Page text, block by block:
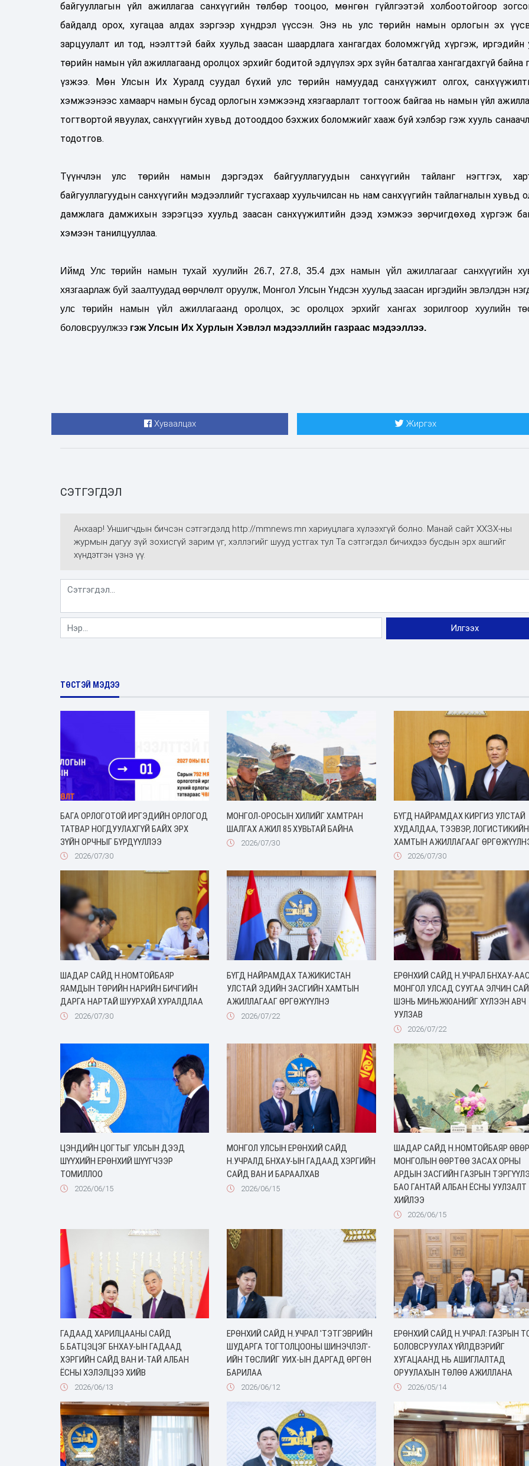
байгууллагын үйл ажиллагаа санхүүгийн төлбөр тооцоо, мөнгөн гүйлгээтэй холбоотойгоор
байдалд орох, хугацаа алдах зэргээр хүндрэл үүссэн. Энэ нь улс төрийн намын орлогын эх
зарцуулалт ил тод, нээлттэй байх хуульд заасан шаардлага хангагдах боломжгүйд хүргэж, иргэдийн
төрийн намын үйл ажиллагаанд оролцох эрхийг бодитой эдлүүлэх эрх зүйн баталгаа хангагдахгүй байна
үзжээ. Мөн Улсын Их Хуралд суудал бүхий улс төрийн намуудад санхүүжилт олгох,
хэмжээнээс хамаарч намын бусад орлогын хэмжээнд хязгаарлалт тогтоож байгаа нь намын үйл
тогтвортой явуулах, санхүүгийн хувьд дотооддоо бэхжих боломжийг хааж буй хэлбэр гэж хууль
тодотгов.
Түүнчлэн улс төрийн намын дэргэдэх байгууллагуудын санхүүгийн тайланг нэгтгэх,
байгууллагуудын санхүүгийн мэдээллийг тусгахаар хуульчилсан нь нам санхүүгийн тайлагналын хувьд
дамжлага дамжихын зэрэгцээ хуульд заасан санхүүжилтийн дээд хэмжээ зөрчигдөхөд хүргэж
хэмээн танилцууллаа.
Иймд Улс төрийн намын тухай хуулийн 26.7, 27.8, 35.4 дэх намын үйл ажиллагааг санхүүгийн
хязгаарлаж буй заалтуудад өөрчлөлт оруулж, Монгол Улсын Үндсэн хуульд заасан иргэдийн эвлэлдэн
улс төрийн намын үйл ажиллагаанд оролцох, эс оролцох эрхийг хангах зорилгоор хуулийн
боловсруулжээ гэж Улсын Их Хурлын Хэвлэл мэдээллийн газраас мэдээллээ.
Хуваалцах Жиргэх
СЭТГЭГДЭЛ
Анхаар! Уншигчдын бичсэн сэтгэгдэлд http://mmnews.mn хариуцлага хүлээхгүй болно. Манай сайт ХХЗХ-ны
журмын дагуу зүй зохисгүй зарим үг, хэллэгийг шууд устгах тул Та сэтгэгдэл бичихдээ бусдын эрх ашгийг
хүндэтгэн үзнэ үү.
ТӨСТЭЙ МЭДЭЭ
БАГА ОРЛОГОТОЙ ИРГЭДИЙН ОРЛОГОД
ТАТВАР НОГДУУЛАХГҮЙ БАЙХ ЭРХ
ЗҮЙН ОРЧНЫГ БҮРДҮҮЛЛЭЭ
2026/07/30
МОНГОЛ-ОРОСЫН ХИЛИЙГ ХАМТРАН
ШАЛГАХ АЖИЛ 85 ХУВЬТАЙ БАЙНА
2026/07/30
БҮГД НАЙРАМДАХ КИРГИЗ УЛСТАЙ
ХУДАЛДАА, ТЭЭВЭР, ЛОГИСТИКИЙН
ХАМТЫН АЖИЛЛАГААГ
2026/07/30
ШАДАР САЙД Н.НОМТОЙБАЯР
ЯАМДЫН ТӨРИЙН НАРИЙН БИЧГИЙН
ДАРГА НАРТАЙ ШУУРХАЙ ХУРАЛДЛАА
2026/07/30
БҮГД НАЙРАМДАХ ТАЖИКИСТАН
УЛСТАЙ ЭДИЙН ЗАСГИЙН ХАМТЫН
АЖИЛЛАГААГ ӨРГӨЖҮҮЛНЭ
2026/07/22
ЕРӨНХИЙ САЙД Н.УЧРАЛ БНХАУ-
МОНГОЛ УЛСАД СУУГАА ЭЛЧИН
ШЭНЬ МИНЬЖЮАНИЙГ ХҮЛЭЭН АВЧ
УУЛЗАВ
2026/07/22
ЦЭНДИЙН ЦОГТЫГ УЛСЫН ДЭЭД
ШҮҮХИЙН ЕРӨНХИЙ ШҮҮГЧЭЭР
ТОМИЛЛОО
2026/06/15
МОНГОЛ УЛСЫН ЕРӨНХИЙ САЙД
Н.УЧРАЛД БНХАУ-ЫН ГАДААД ХЭРГИЙН
САЙД ВАН И БАРААЛХАВ
2026/06/15
ШАДАР САЙД Н.НОМТОЙБАЯР ӨВӨР
МОНГОЛЫН ӨӨРТӨӨ ЗАСАХ ОРНЫ
АРДЫН ЗАСГИЙН ГАЗРЫН
БАО ГАНТАЙ АЛБАН ЁСНЫ УУЛЗАЛТ
ХИЙЛЭЭ
2026/06/15
ГАДААД ХАРИЛЦААНЫ САЙД
Б.БАТЦЭЦЭГ БНХАУ-ЫН ГАДААД
ХЭРГИЙН САЙД ВАН И-ТАЙ АЛБАН
ЁСНЫ ХЭЛЭЛЦЭЭ ХИЙВ
2026/06/13
ЕРӨНХИЙ САЙД Н.УЧРАЛ 'ТЭТГЭВРИЙН
ШУДАРГА ТОГТОЛЦООНЫ ШИНЭЧЛЭЛ'-
ИЙН ТӨСЛИЙГ УИХ-ЫН ДАРГАД ӨРГӨН
БАРИЛАА
2026/06/12
ЕРӨНХИЙ САЙД Н.УЧРАЛ: ГАЗРЫН
БОЛОВСРУУЛАХ ҮЙЛДВЭРИЙГ
ХУГАЦААНД НЬ АШИГЛАЛТАД
ОРУУЛАХЫН ТӨЛӨӨ АЖИЛЛАНА
2026/05/14